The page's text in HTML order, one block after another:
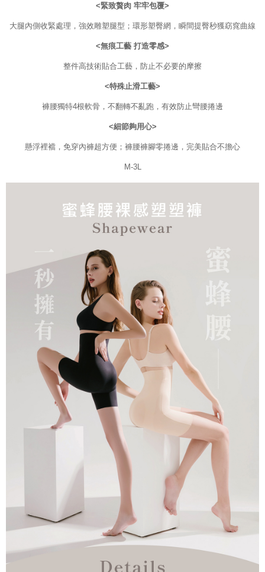
<緊致贅肉 牢牢包覆>
大腿內側收緊處理，強效雕塑腿型；環形塑臀網，瞬間提臀秒獲窈窕曲線
<無痕工藝 打造零感>
整件高技術貼合工藝，防止不必要的摩擦
<特殊止滑工藝>
褲腰獨特4根軟骨，不翻轉不亂跑，有效防止彎腰捲邊
<細節夠用心>
懸浮裡襠，免穿內褲超方便；褲腰褲腳零捲邊，完美貼合不擔心
M-3L